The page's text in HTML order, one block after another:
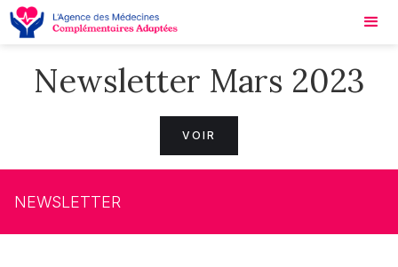
Newsletter Mars 2023
VOIR
NEWSLETTER